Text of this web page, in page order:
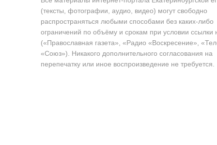
(тексты, фотографии, аудио, видео) могут свободно
распространяться любыми способами без каких-либо
ограничений по объёму и срокам при условии ссылки
(«Православная газета», «Радио «Воскресение»,
«Союз»). Никакого дополнительного согласования на
перепечатку или иное воспроизведение не требуется.